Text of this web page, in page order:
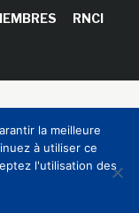
RNCI
la meilleure
à utiliser ce
l'utilisation des